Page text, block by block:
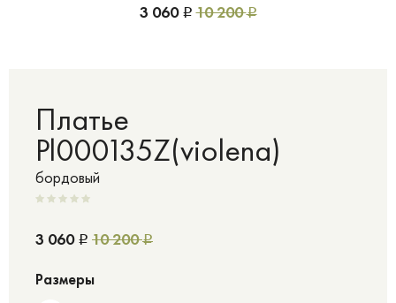
3 060 Р 10 200Р
Платье
Pl000135Z(violena)
бордовый
3 060 Р 10 200Р
Размеры